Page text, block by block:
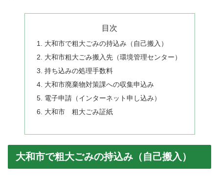
目次
大和市で粗大ごみの持込み（自己搬入）
大和市粗大ごみ搬入先（環境管理センター）
持ち込みの処理手数料
大和市廃棄物対策課への収集申込み
電子申請（インターネット申し込み）
大和市 粗大ごみ証紙
大和市で粗大ごみの持込み（自己搬入）